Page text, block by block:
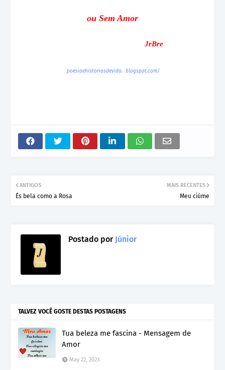
ou Sem Amor
JrBre
poesiaehistoriasdevida. blogspot.com/
MAIS RECENTES
Meu ciúme
ANTIGOS
És bela como a Rosa
Postado porJúnior
TALVEZ VOCÊ GOSTE DESTAS POSTAGENS
Tua beleza me fascina - Mensagem de
Amor
May 22, 2023